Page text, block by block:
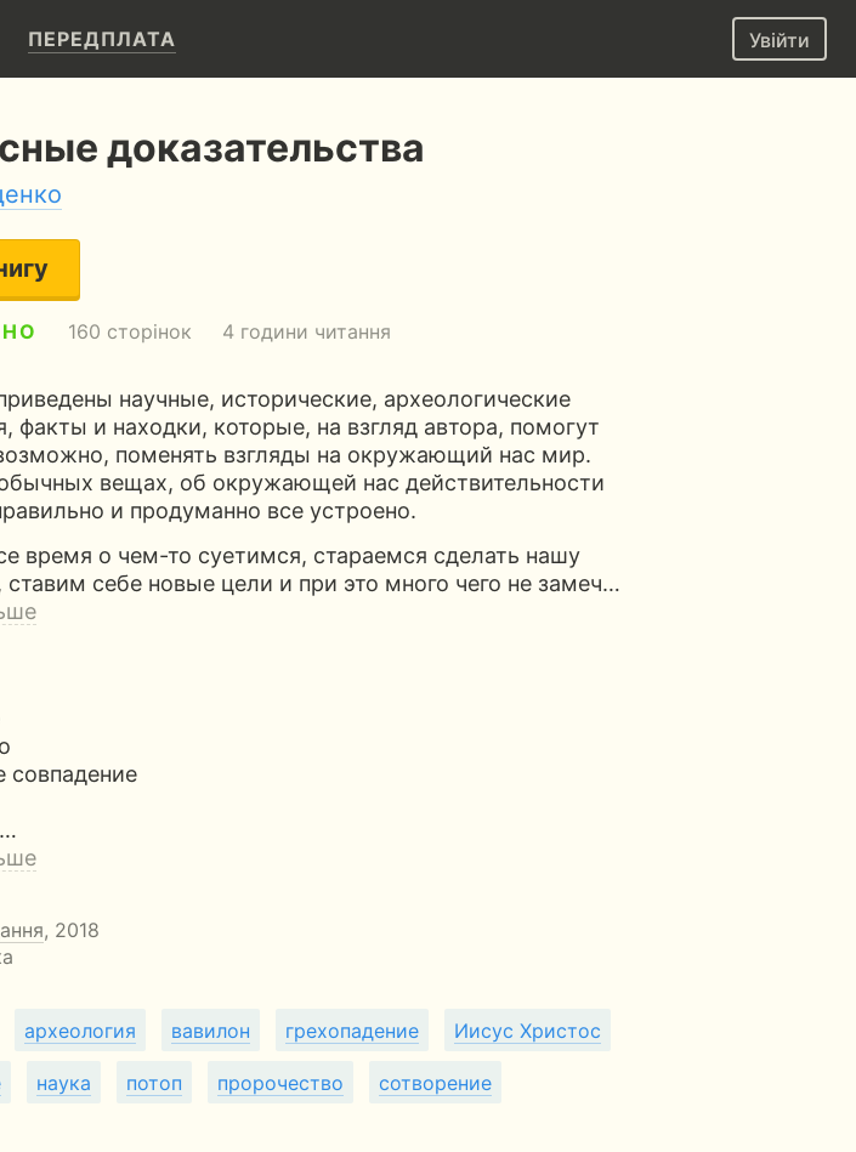
ПЕРЕДПЛАТА Увійти
доказательства
160 сторінок 4 години читання
научные, исторические, археологические
факты и находки, которые, на взгляд автора, помогут
поменять взгляды на окружающий нас мир.
вещах, об окружающей нас действительности
и продуманно все устроено.
время о чем-то суетимся, стараемся сделать нашу
себе новые цели и при это много чего не замеч…
совпадение
, 2018
археология вавилон грехопадение Иисус Христос
наука потоп пророчество сотворение